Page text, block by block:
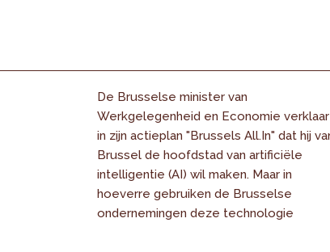
De Brusselse minister van
Werkgelegenheid en Economie
in zijn actieplan "Brussels All.In" dat hij
Brussel de hoofdstad van artificiële
intelligentie (AI) wil maken. Maar in
hoeverre gebruiken de Brusselse
ondernemingen deze technologie